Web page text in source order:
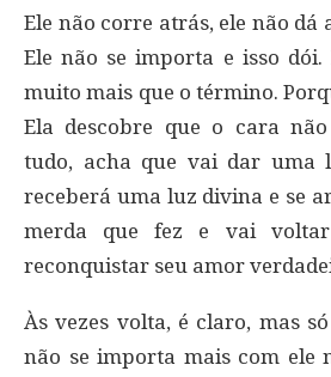
Ele não corre atrás, ele não dá
Ele não se importa e isso dói.
muito mais que o término.
Ela descobre que o cara
tudo, acha que vai dar uma
receberá uma luz divina e se
merda que fez e vai voltar
reconquistar seu amor
Às vezes volta, é claro, mas
não se importa mais com ele